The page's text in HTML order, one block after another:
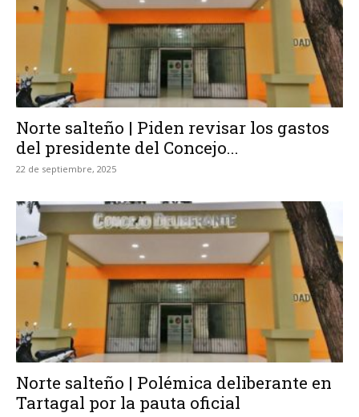
Norte salteño | Piden revisar los gastos
del presidente del Concejo...
22 de septiembre, 2025
Norte salteño | Polémica deliberante en
Tartagal por la pauta oficial